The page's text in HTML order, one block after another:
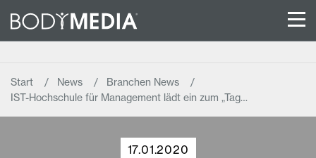
Start News
Branchen News
IST-Hochschule für Management lädt ein zum „Tag…
17.01.2020